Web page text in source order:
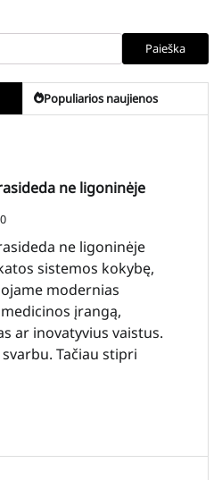
Paieška
Populiarios naujienos
ne ligoninėje
0
ne ligoninėje
sistemos kokybę,
modernias
įrangą,
ar inovatyvius vaistus.
Tačiau stipri